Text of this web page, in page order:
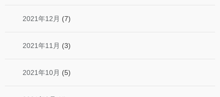
2021年12月 (7)
2021年11月 (3)
2021年10月 (5)